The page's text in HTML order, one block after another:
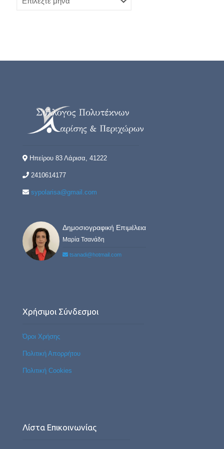
Ηπείρου 83 Λάρισα, 41222
2410614177
sypolarisa@gmail.com
Δημοσιογραφική Επιμέλεια
Μαρία Τσανάδη
tsanadi@hotmail.com
Χρήσιμοι Σύνδεσμοι
Όροι Χρήσης
Πολιτική Απορρήτου
Πολιτική Cookies
Λίστα Επικοινωνίας